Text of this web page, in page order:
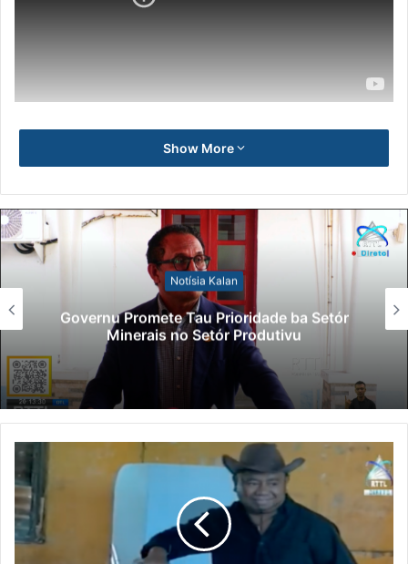
Show More
Notísia Kalan
Governu Promete Tau Prioridade ba Setór
Minerais no Setór Produtivu